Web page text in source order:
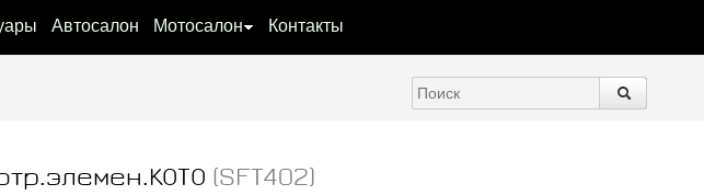
Автосалон Мотосалон Контакты
(SFT402)